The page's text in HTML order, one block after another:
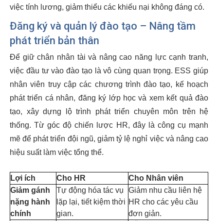
việc tính lương, giảm thiểu các khiếu nại không đáng có.
Đăng ký và quản lý đào tạo – Nâng tầm
phát triển bản thân
Để giữ chân nhân tài và nâng cao năng lực cạnh tranh,
việc đầu tư vào đào tạo là vô cùng quan trọng. ESS giúp
nhân viên truy cập các chương trình đào tạo, kế hoạch
phát triển cá nhân, đăng ký lớp học và xem kết quả đào
tạo, xây dựng lộ trình phát triển chuyên môn trên hệ
thống. Từ góc độ chiến lược HR, đây là công cụ mạnh
mẽ để phát triển đội ngũ, giảm tỷ lệ nghỉ việc và nâng cao
hiệu suất làm việc tổng thể.
Lợi ích Cho HR
Cho Nhân viên
Giảm gánh
nặng hành
chính
Tự động hóa tác vụ
lặp lại, tiết kiệm thời
gian.
Giảm nhu cầu liên hệ
HR cho các yêu cầu
đơn giản.